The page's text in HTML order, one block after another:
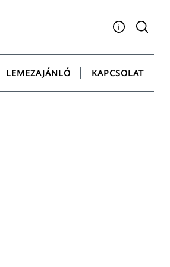
Facebook
YouTubeInstagram
TwitterSpotify
LEMEZAJÁNLÓ KAPCSOLAT